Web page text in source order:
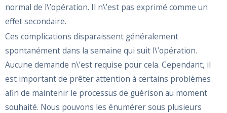
normal de l\’opération. Il n\’est pas exprimé comme un
effet secondaire.
Ces complications disparaissent généralement
spontanément dans la semaine qui suit l\’opération.
Aucune demande n\’est requise pour cela. Cependant, il
est important de prêter attention à certains problèmes
afin de maintenir le processus de guérison au moment
souhaité. Nous pouvons les énumérer sous plusieurs